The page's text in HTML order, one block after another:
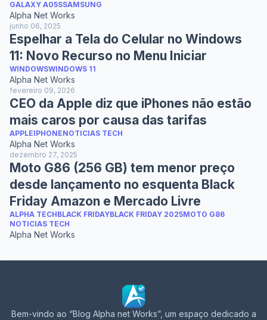
GALAXY A05SSAMSUNG
Alpha Net Works
junho 06, 2025
Espelhar a Tela do Celular no Windows
11: Novo Recurso no Menu Iniciar
WINDOWSWINDOWS 11
Alpha Net Works
fevereiro 09, 2026
CEO da Apple diz que iPhones não estão
mais caros por causa das tarifas
APPLEIPHONENOTICIAS TECH
Alpha Net Works
dezembro 27, 2025
Moto G86 (256 GB) tem menor preço
desde lançamento no esquenta Black
Friday Amazon e Mercado Livre
ALPHA TECHBLACK FRIDAYBLACK FRIDAY 2025MOTO G86
NOTICIAS TECH
Alpha Net Works
Bem-vindo ao “Blog Alpha net Works”, um espaço dedicado a